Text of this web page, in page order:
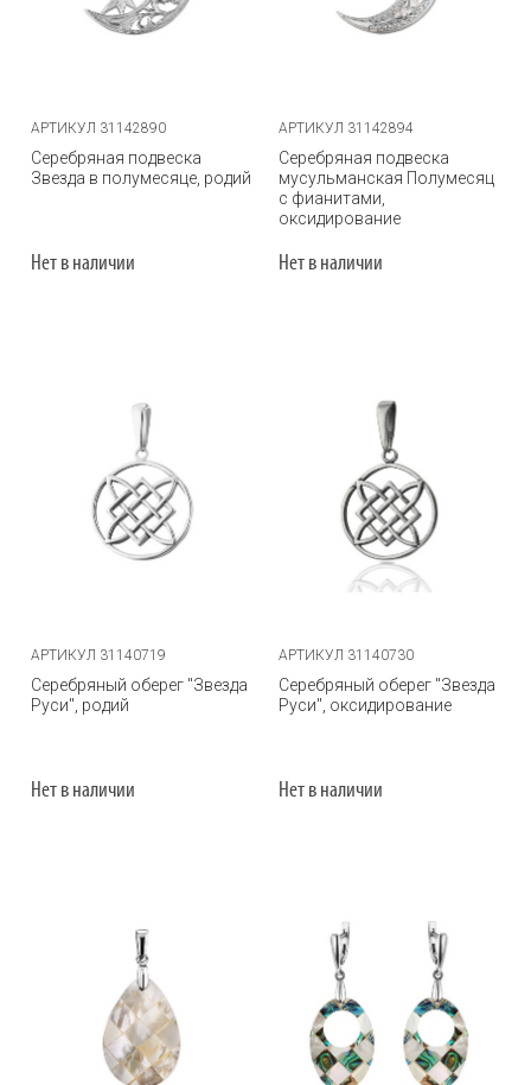
АРТИКУЛ 31142890
Серебряная подвеска
Звезда в полумесяце, родий
Нет в наличии
АРТИКУЛ 31142894
Серебряная подвеска
мусульманская Полумесяц
с фианитами,
оксидирование
Нет в наличии
АРТИКУЛ 31140719
Серебряный оберег "Звезда
Руси", родий
Нет в наличии
АРТИКУЛ 31140730
Серебряный оберег "Звезда
Руси", оксидирование
Нет в наличии